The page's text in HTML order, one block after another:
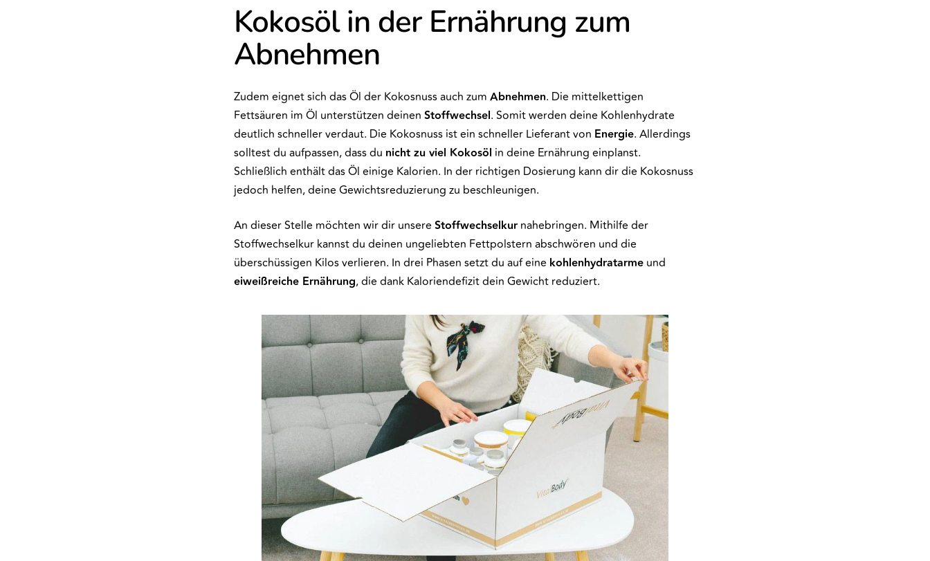
Kokosöl in der Ernährung zum
Abnehmen
Zudem eignet sich das Öl der Kokosnuss auch zum Abnehmen. Die mittelkettigen
Fettsäuren im Öl unterstützen deinen Stoffwechsel. Somit werden deine Kohlenhydrate
deutlich schneller verdaut. Die Kokosnuss ist ein schneller Lieferant von Energie. Allerdings
solltest du aufpassen, dass du nicht zu viel Kokosöl in deine Ernährung einplanst.
Schließlich enthält das Öl einige Kalorien. In der richtigen Dosierung kann dir die Kokosnuss
jedoch helfen, deine Gewichtsreduzierung zu beschleunigen.
An dieser Stelle möchten wir dir unsere Stoffwechselkur nahebringen. Mithilfe der
Stoffwechselkur kannst du deinen ungeliebten Fettpolstern abschwören und die
überschüssigen Kilos verlieren. In drei Phasen setzt du auf eine kohlenhydratarme und
eiweißreiche Ernährung, die dank Kaloriendefizit dein Gewicht reduziert.